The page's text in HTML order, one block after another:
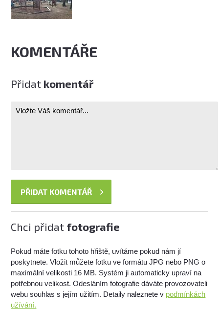
KOMENTÁŘE
Přidat komentář
Chci přidat fotografie
Pokud máte fotku tohoto hřiště, uvítáme pokud nám jí
poskytnete. Vložit můžete fotku ve formátu JPG nebo PNG o
maximální velikosti 16 MB. Systém ji automaticky upraví na
potřebnou velikost. Odesláním fotografie dáváte provozovateli
webu souhlas s jejím užitím. Detaily naleznete v podmínkách
užívání.